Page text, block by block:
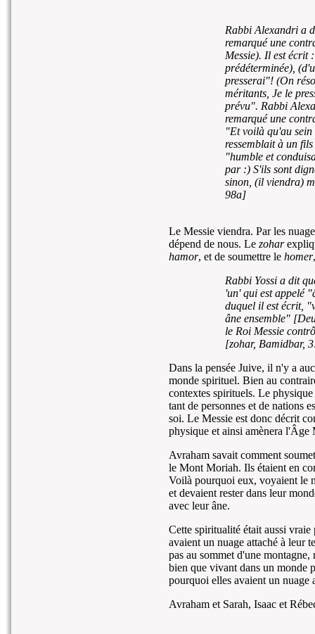
Rabbi Alexandri a
remarqué une
Messie). Il est écrit
prédéterminée),
presserai"! (On
méritants, Je le
prévu". Rabbi
remarqué une
"Et voilà qu'au sein
ressemblait à un
"humble et
par :) S'ils sont
sinon, (il viendra)
98a]
Le Messie viendra. Par les
dépend de nous. Le zohar
hamor, et de soumettre le homer
Rabbi Yossi a dit
'un' qui est appelé
duquel il est écrit,
âne ensemble"
le Roi Messie
[zohar, Bamidbar,
Dans la pensée Juive, il n'y a
monde spirituel. Bien au
contextes spirituels. Le
tant de personnes et de nations
soi. Le Messie est donc décrit
physique et ainsi amènera l'Âge
Avraham savait comment
le Mont Moriah. Ils étaient en
Voilà pourquoi eux, voyaient le
et devaient rester dans leur
avec leur âne.
Cette spiritualité était aussi
avaient un nuage attaché à leur
pas au sommet d'une
bien que vivant dans un monde
pourquoi elles avaient un nuage
Avraham et Sarah, Isaac et